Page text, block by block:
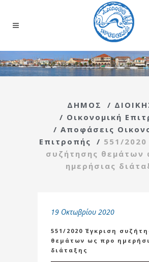
ΔΗΜΟΣ /
/ Οικονομική
/ Αποφάσεις
Επιτροπής
/ 551/2020
συζήτησης θεμάτων
ημερήσιας
19 Οκτωβρίου 2020
551/2020 Έγκριση
θεμάτων ως προ
διάταξης